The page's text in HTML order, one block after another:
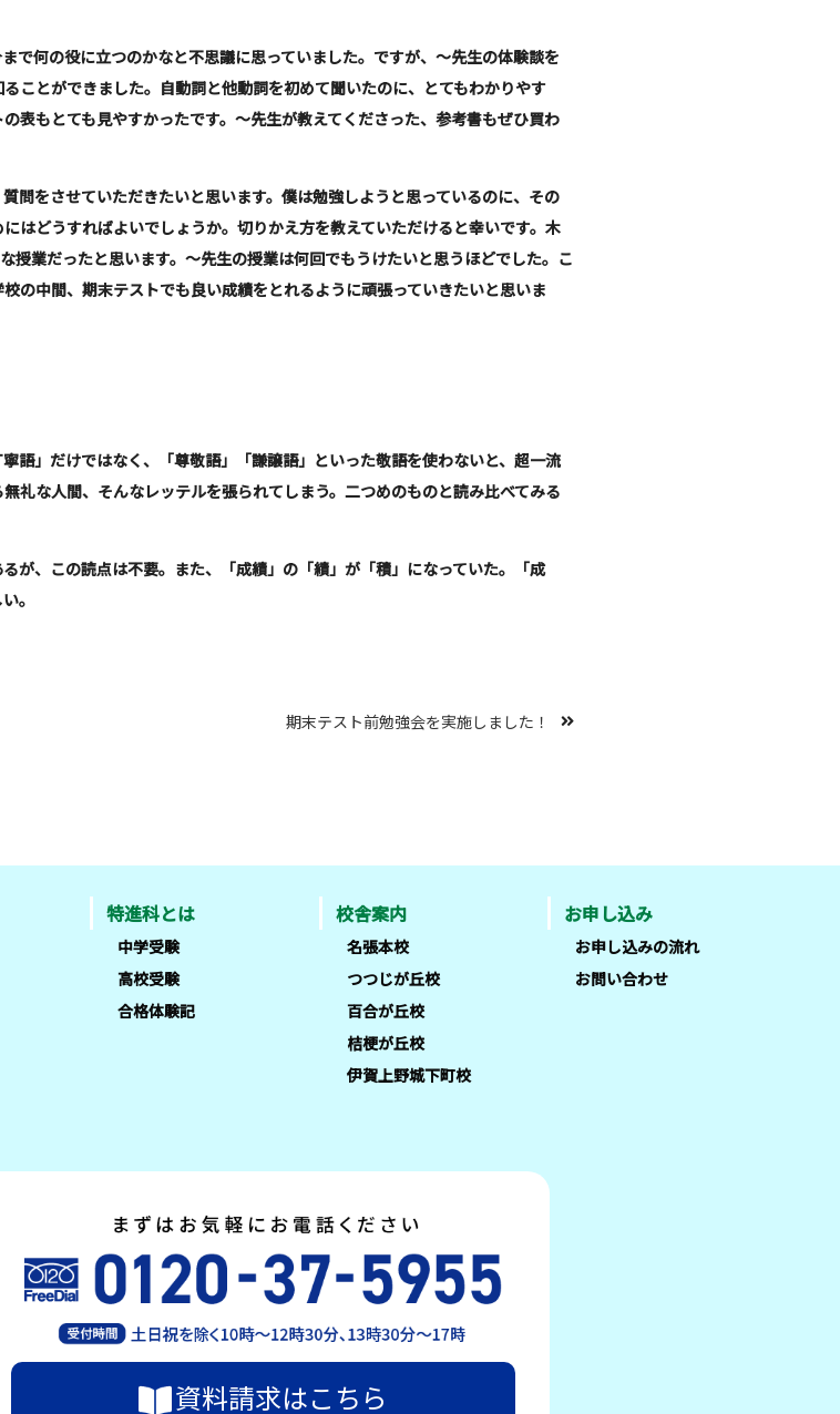
で何の役に立つのかなと不思議に思っていました。ですが、～先生の体験談を
ことができました。自動詞と他動詞を初めて聞いたのに、とてもわかりやす
表もとても見やすかったです。～先生が教えてくださった、参考書もぜひ買わ
問をさせていただきたいと思います。僕は勉強しようと思っているのに、その
はどうすればよいでしょうか。切りかえ方を教えていただけると幸いです。 木
授業だったと思います。～先生の授業は何回でもうけたいと思うほどでした。こ
の中間、期末テストでも良い成績をとれるように頑張っていきたいと思いま
語」だけではなく、「尊敬語」「謙譲語」といった敬語を使わないと、超一流
礼な人間、そんなレッテルを張られてしまう。二つめのものと読み比べてみる
が、この読点は不要。また、「成績」の「績」が「積」になっていた。「成
。
期末テスト前勉強会を実施しました！
特進科とは
中学受験
高校受験
合格体験記
校舎案内
名張本校
つつじが丘校
百合が丘校
桔梗が丘校
伊賀上野城下町校
お申し込み
お申し込みの流れ
お問い合わせ
資料請求はこちら